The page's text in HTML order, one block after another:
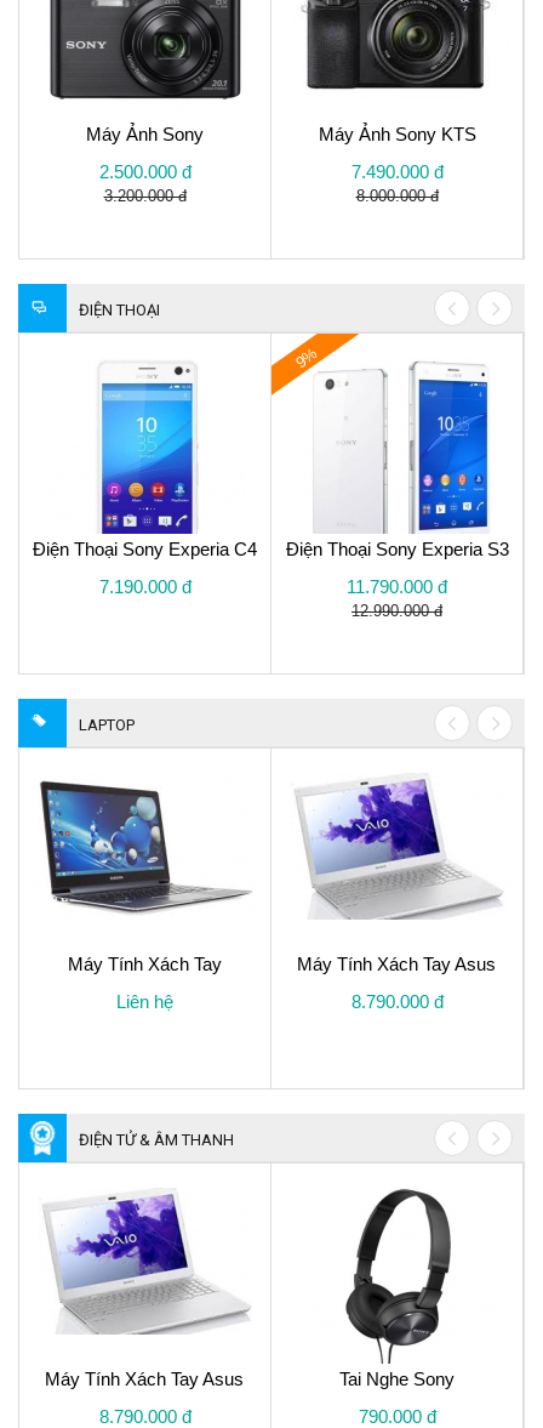
Máy Ảnh Sony
2.500.000 đ
3.200.000 đ
Máy Ảnh Sony KTS
7.490.000 đ
8.000.000 đ
ĐIỆN THOẠI
Điện Thoại Sony Experia C4
7.190.000 đ
9%
Điện Thoại Sony Experia S3
11.790.000 đ
12.990.000 đ
LAPTOP
Máy Tính Xách Tay
Liên hệ
Máy Tính Xách Tay Asus
8.790.000 đ
ĐIỆN TỬ & ÂM THANH
Máy Tính Xách Tay Asus
8.790.000 đ
Tai Nghe Sony
790.000 đ